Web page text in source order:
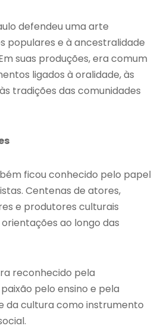
defendeu uma arte
populares e à ancestralidade
suas produções, era comum
ligados à oralidade, às
tradições das comunidades
ficou conhecido pelo papel
Centenas de atores,
e produtores culturais
ao longo das
reconhecido pela
pelo ensino e pela
da cultura como instrumento